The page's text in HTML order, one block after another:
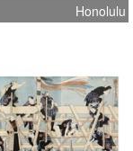
Honolulu